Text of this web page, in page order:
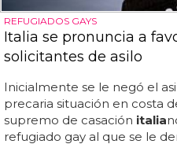
REFUGIADOS GAYS
Italia se pronuncia a
solicitantes de asilo
Inicialmente se le negó el
precaria situación en costa
supremo de casación italia
refugiado gay al que se le